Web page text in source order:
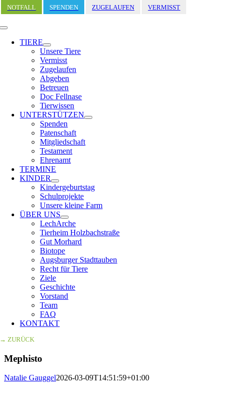
Zum
Inhalt
springen
NOTFALL SPENDEN ZUGELAUFEN VERMISST
Toggle
Navigation
TIERE
Unsere Tiere
Vermisst
Zugelaufen
Abgeben
Betreuen
Doc Fellnase
Tierwissen
UNTERSTÜTZEN
Spenden
Patenschaft
Mitgliedschaft
Testament
Ehrenamt
TERMINE
KINDER
Kindergeburtstag
Schulprojekte
Unsere kleine Farm
ÜBER UNS
LechArche
Tierheim Holzbachstraße
Gut Morhard
Biotope
Augsburger Stadttauben
Recht für Tiere
Ziele
Geschichte
Vorstand
Team
FAQ
KONTAKT
→ ZURÜCK
Mephisto
Natalie Gauggel2026-03-09T14:51:59+01:00